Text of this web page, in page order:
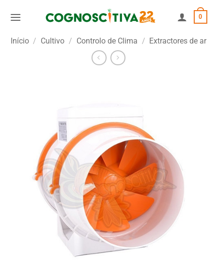
0
Início / Cultivo / Controlo de Clima / Extractores de ar